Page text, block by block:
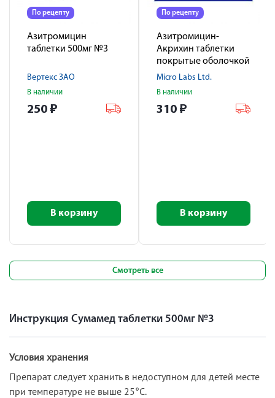
По рецепту
Азитромицин
таблетки 500мг №3
Вертекс ЗАО
В наличии
250 ₽
В корзину
По рецепту
Азитромицин-
Акрихин таблетки
покрытые оболочкой
500мг № 3
Micro Labs Ltd.
В наличии
310 ₽
В корзину
Смотреть все
Инструкция Сумамед таблетки 500мг №3
Условия хранения
Препарат следует хранить в недоступном для детей месте
при температуре не выше 25°С.